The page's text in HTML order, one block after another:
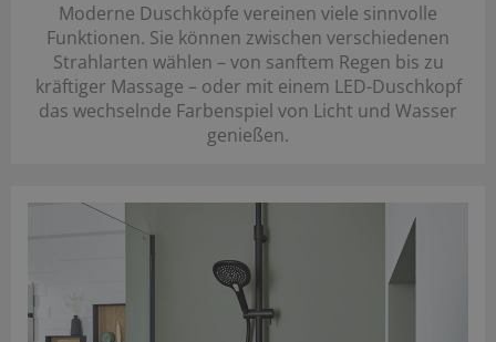
Moderne Duschköpfe vereinen viele sinnvolle
Funktionen. Sie können zwischen verschiedenen
Strahlarten wählen – von sanftem Regen bis zu
kräftiger Massage – oder mit einem LED-Duschkopf
das wechselnde Farbenspiel von Licht und Wasser
genießen.